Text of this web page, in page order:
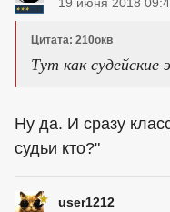
Цитата: 210окв
Тут как судейские
Ну да. И сразу
судьи кто?"
user1212